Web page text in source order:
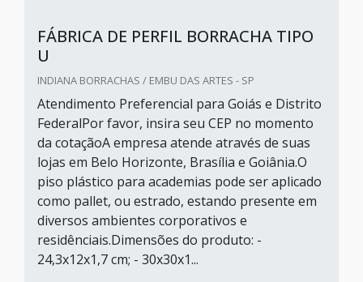
FÁBRICA DE PERFIL BORRACHA TIPO
U
INDIANA BORRACHAS / EMBU DAS ARTES - SP
Atendimento Preferencial para Goiás e Distrito
FederalPor favor, insira seu CEP no momento
da cotaçãoA empresa atende através de suas
lojas em Belo Horizonte, Brasília e Goiânia.O
piso plástico para academias pode ser aplicado
como pallet, ou estrado, estando presente em
diversos ambientes corporativos e
residênciais.Dimensões do produto: -
24,3x12x1,7 cm; - 30x30x1...